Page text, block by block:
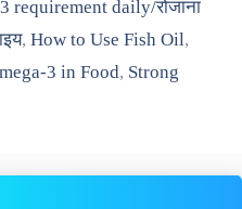
daily/रोजाना
, How to Use Fish Oil,
3 in Food, Strong